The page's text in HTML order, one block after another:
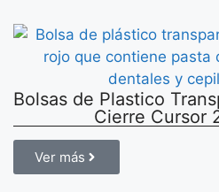
Bolsas de Plastico
Cierre Cursor
Ver más